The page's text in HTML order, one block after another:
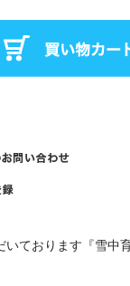
いております『雪中